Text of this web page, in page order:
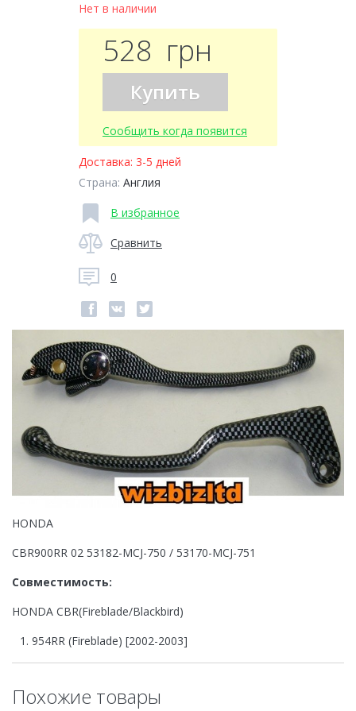
Нет в наличии
528 грн
Купить
Сообщить когда появится
Доставка: 3-5 дней
Страна: Англия
В избранное
Сравнить
0
HONDA
CBR900RR 02 53182-MCJ-750 / 53170-MCJ-751
Совместимость:
HONDA CBR(Fireblade/Blackbird)
954RR (Fireblade) [2002-2003]
Похожие товары